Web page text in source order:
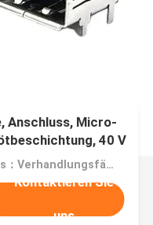
Anschluss, Micro-
40 V
Preis：Verhandlungsfähig
Kontaktieren Sie
uns